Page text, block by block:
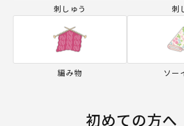
刺しゅう 刺
編み物 ソー
初めての方へ